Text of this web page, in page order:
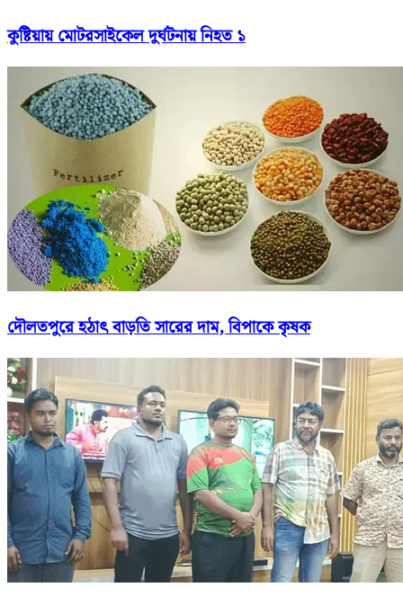
কুষ্টিয়ায় মোটরসাইকেল দুর্ঘটনায় নিহত ১
দৌলতপুরে হঠাৎ বাড়তি সারের দাম, বিপাকে কৃষক